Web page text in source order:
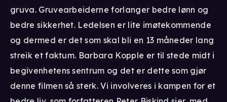
gruva. Gruvearbeiderne forlanger bedre lønn og
bedre sikkerhet. Ledelsen er lite imøtekommende
og dermed er det som skal bli en 13 måneder lang
streik et faktum. Barbara Kopple er til stede midt i
begivenhetens sentrum og det er dette som gjør
denne filmen så sterk. Vi involveres i kampen for et